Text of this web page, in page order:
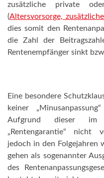
zusätzliche private
(Altersvorsorge,
dies somit den
die Zahl der
Rentenempfänger sinkt
Eine besondere
keiner
Aufgrund dieser im
„Rentengarantie“ nicht
jedoch in den Folgejahren
gehen als sogenannter
des